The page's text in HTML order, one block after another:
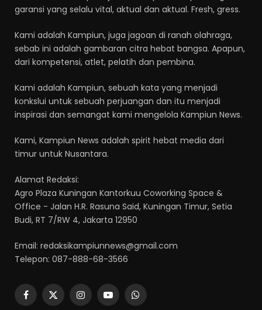
garansi yang selalu vital, aktual dan aktual. Fresh, gress.
Kami adalah Kampiun, juga jagoan di ranah olahraga,
sebab ini adalah gambaran citra hebat bangsa. Apapun,
dari kompetensi, atlet, pelatih dan pembina.
Kami adalah Kampiun, sebuah kata yang menjadi
konkslui untuk sebuah perjuangan dan itu menjadi
inspirasi dan semangat kami mengelola Kampiun News.
Kami, Kampiun News adalah spirit hebat media dari
timur untuk Nusantara.
Alamat Redaksi:
Agro Plaza Kuningan Kantorkuu Coworking Space &
Office - Jalan H.R. Rasuna Said, Kuningan Timur, Setia
Budi, RT 7/RW 4, Jakarta 12950
Email: redaksikampiunnews@gmail.com
Telepon: 087-888-68-3566
Facebook
X
InstagramYouTubeWhatsApp